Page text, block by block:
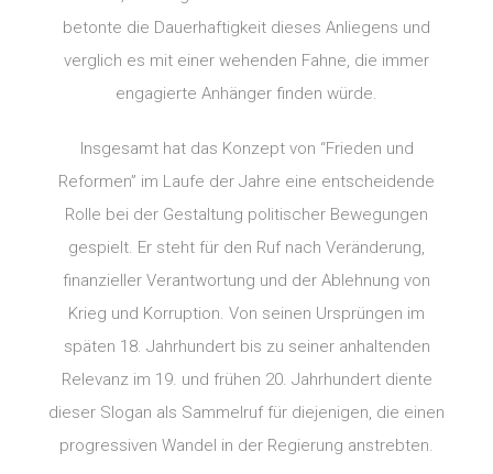
betonte die Dauerhaftigkeit dieses Anliegens und
verglich es mit einer wehenden Fahne, die immer
engagierte Anhänger finden würde.
Insgesamt hat das Konzept von “Frieden und
Reformen” im Laufe der Jahre eine entscheidende
Rolle bei der Gestaltung politischer Bewegungen
gespielt. Er steht für den Ruf nach Veränderung,
finanzieller Verantwortung und der Ablehnung von
Krieg und Korruption. Von seinen Ursprüngen im
späten 18. Jahrhundert bis zu seiner anhaltenden
Relevanz im 19. und frühen 20. Jahrhundert diente
dieser Slogan als Sammelruf für diejenigen, die einen
progressiven Wandel in der Regierung anstrebten.